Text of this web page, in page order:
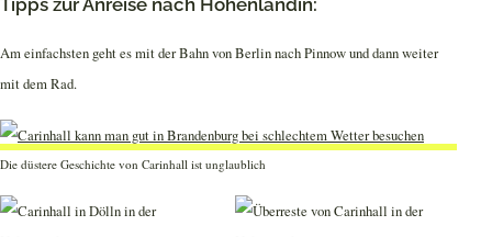
Tipps zur Anreise nach Hohenlandin:
Am einfachsten geht es mit der Bahn von Berlin nach Pinnow und dann weiter
mit dem Rad.
Die düstere Geschichte von Carinhall ist unglaublich